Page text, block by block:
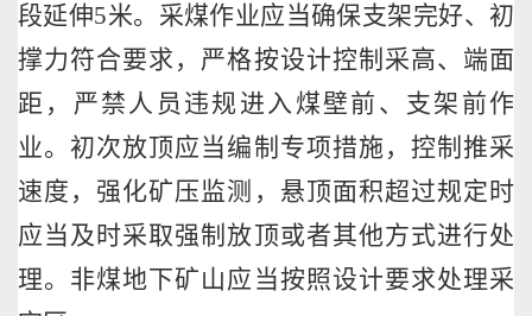
段延伸5米。采煤作业应当确保支架完好、初
撑力符合要求，严格按设计控制采高、端面
距，严禁人员违规进入煤壁前、支架前作
业。初次放顶应当编制专项措施，控制推采
速度，强化矿压监测，悬顶面积超过规定时
应当及时采取强制放顶或者其他方式进行处
理。非煤地下矿山应当按照设计要求处理采